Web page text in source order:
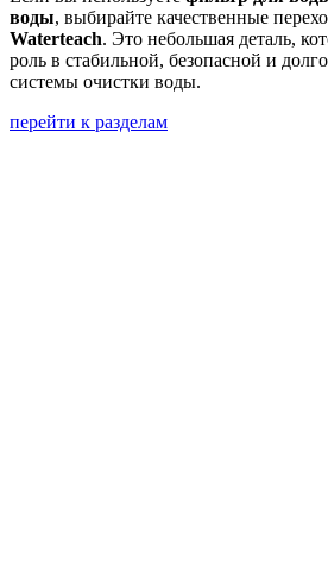
воды, выбирайте качественные
Waterteach. Это небольшая деталь,
роль в стабильной, безопасной и
системы очистки воды.
перейти к разделам